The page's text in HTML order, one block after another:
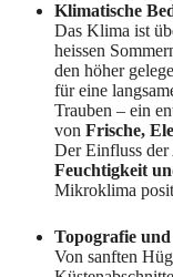
Klimatische
Das Klima ist
heissen
den höher
für eine
Trauben – ein
von Frische,
Der Einfluss
Feuchtigkeit
Mikroklima
Topografie
Von sanften